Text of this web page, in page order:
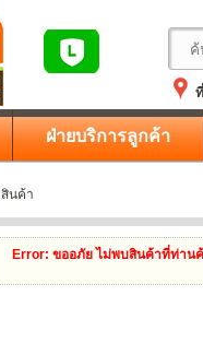
ฝ่ายบริการลูกค้า
สินค้า
Error: ขออภัย ไม่พบสินค้าที่ท่าน